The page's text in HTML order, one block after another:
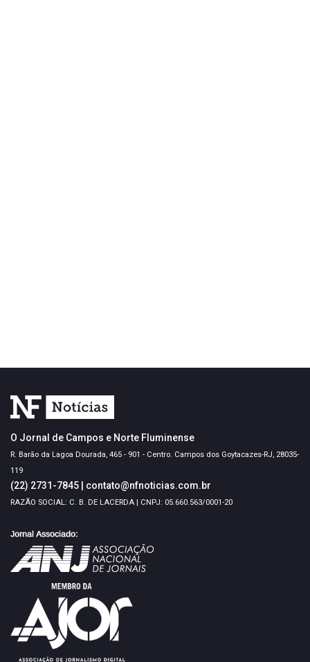
O Jornal de Campos e Norte Fluminense
R. Barão da Lagoa Dourada, 465 - 901 - Centro. Campos dos Goytacazes-RJ, 28035-
119
(22) 2731-7845 contato@nfnoticias.com.br
RAZÃO SOCIAL: C. B. DE LACERDA | CNPJ: 05.660.563/0001-20